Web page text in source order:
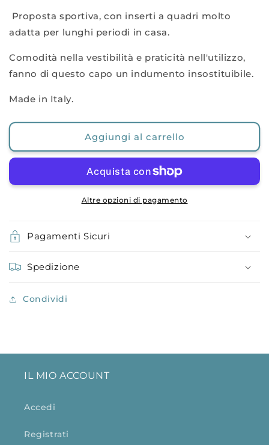
Proposta sportiva, con inserti a quadri molto
adatta per lunghi periodi in casa.
Comodità nella vestibilità e praticità nell'utilizzo,
fanno di questo capo un indumento insostituibile.
Made in Italy.
Aggiungi al carrello
Altre opzioni di pagamento
Pagamenti Sicuri
Spedizione
Condividi
IL MIO ACCOUNT
Accedi
Registrati